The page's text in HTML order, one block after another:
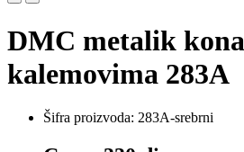
DMC metalik
kalemovima 283A
Šifra proizvoda: 283A-srebrni